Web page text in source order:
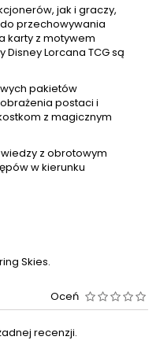
jak i graczy,
do przechowywania
karty z motywem
Lorcana TCG są
pakietów
postaci i
z magicznym
z obrotowym
w kierunku
Skies.
Oceń
recenzji.